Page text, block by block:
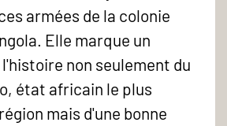
armées de la colonie
Elle marque un
non seulement du
état africain le plus
mais d'une bonne